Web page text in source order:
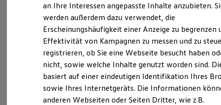
Laden unterwegs
Laden Zuhause
Ladezeitensimulator
Batterie
Sicherheit
Garantie und Lebensdauer
Nachhaltigkeit
Technologie
Kosten und Kauf
Verbrauchskosten
Kaufoptionen
und wer kann ihn nutzen?
Ältere Volkswagen haben einen anderen
Servicebedarf als neue Fahrzeuge. Der Economy
Service ist speziell für Volkswagen Modelle
entwickelt worden, die älter als vier Jahre sind. Er
bietet Ihnen ein vielfältiges Leistungsspektrum mit
zeitwertgerechtem Service und hoher
an Ihre Interessen angepasste Inhalte anzubieten.
werden außerdem dazu verwendet, die
Erscheinungshäufigkeit einer Anzeige zu begrenzen
Effektivität von Kampagnen zu messen und zu
registrieren, ob Sie eine Webseite besucht haben
nicht, sowie welche Inhalte genutzt worden sind.
basiert auf einer eindeutigen Identifikation Ihres
sowie Ihres Internetgeräts. Die Informationen
anderen Webseiten oder Seiten Dritter, wie z.B.